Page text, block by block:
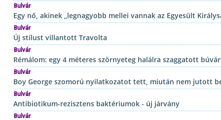
Bulvár
Egy nő, akinek „legnagyobb mellei vannak az Egyesült
Bulvár
Új stílust villantott Travolta
Bulvár
Rémálom: egy 4 méteres szörnyeteg halálra szaggatott
Bulvár
Boy George szomorú nyilatkozatot tett, miután nem jutott
Bulvár
Antibiotikum-rezisztens baktériumok - új járvány
Bulvár